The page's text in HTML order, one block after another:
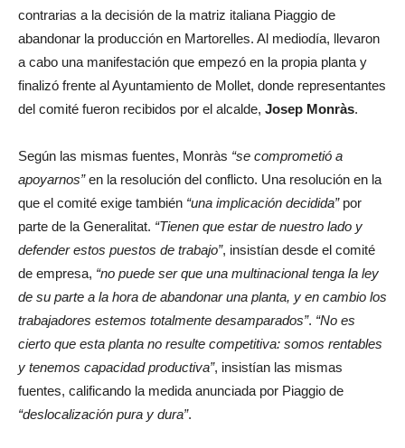
contrarias a la decisión de la matriz italiana Piaggio de
abandonar la producción en Martorelles. Al mediodía, llevaron
a cabo una manifestación que empezó en la propia planta y
finalizó frente al Ayuntamiento de Mollet, donde representantes
del comité fueron recibidos por el alcalde, Josep Monràs.
Según las mismas fuentes, Monràs “se comprometió a
apoyarnos”en la resolución del conflicto. Una resolución en la
que el comité exige también “una implicación decidida”por
parte de la Generalitat. “Tienen que estar de nuestro lado y
defender estos puestos de trabajo”, insistían desde el comité
de empresa, “no puede ser que una multinacional tenga la ley
de su parte a la hora de abandonar una planta, y en cambio los
trabajadores estemos totalmente desamparados”. “No es
cierto que esta planta no resulte competitiva: somos rentables
y tenemos capacidad productiva”, insistían las mismas
fuentes, calificando la medida anunciada por Piaggio de
“deslocalización pura y dura”.